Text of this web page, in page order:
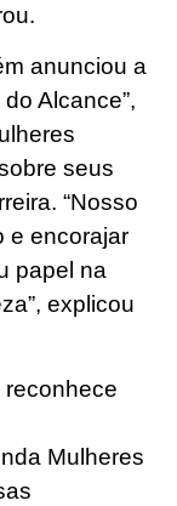
anunciou a
Alcance”,
seus
“Nosso
e encorajar
papel na
explicou
reconhece
Mulheres